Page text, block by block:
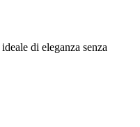
di eleganza senza